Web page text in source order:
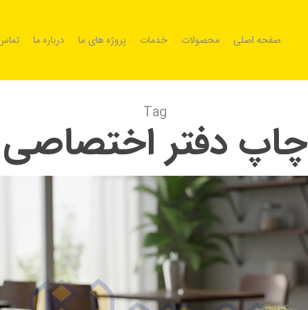
صفحه اصلی محصولات خدمات پروژه های ما درباره ما
Tag
چاپ دفتر اختصاصی